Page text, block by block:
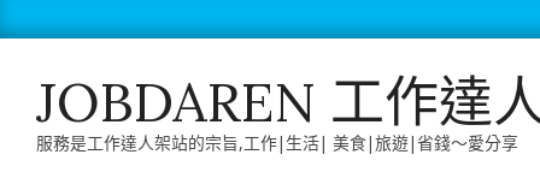
to
JOBDAREN 工作達
服務是工作達人架站的宗旨,工作|生活| 美食|旅遊|省錢～愛分享